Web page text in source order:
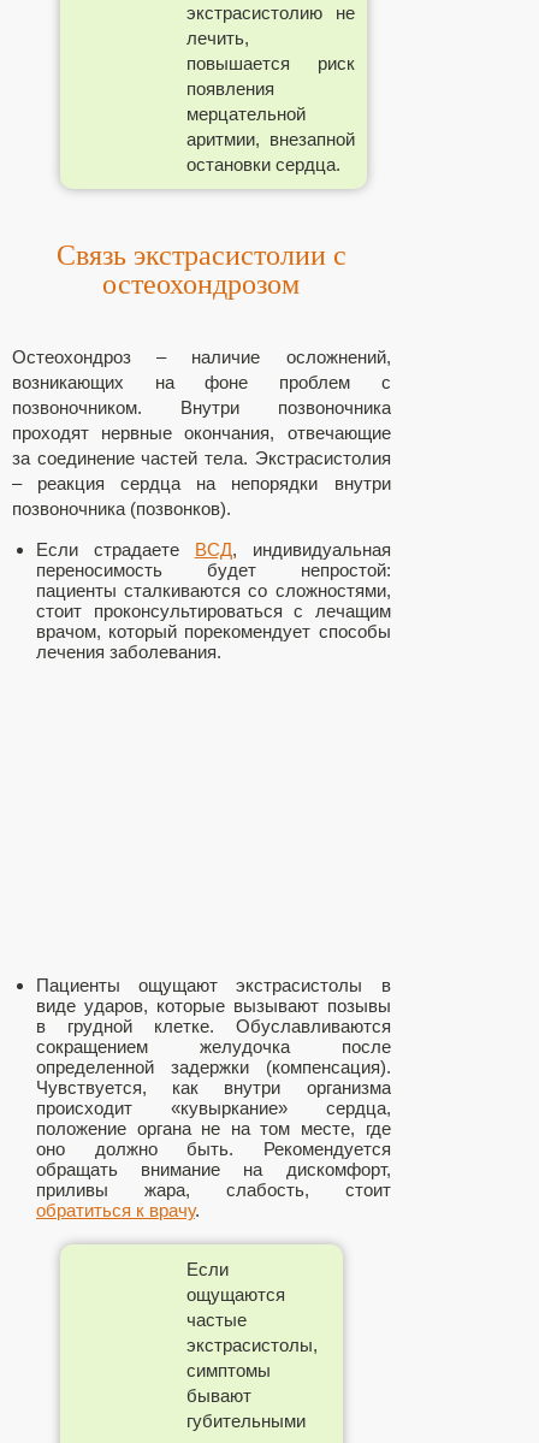
экстрасистолию не
лечить,
повышается риск
появления
мерцательной
аритмии, внезапной
остановки сердца.
Связь экстрасистолии с
остеохондрозом
Остеохондроз – наличие осложнений,
возникающих на фоне проблем с
позвоночником. Внутри позвоночника
проходят нервные окончания, отвечающие
за соединение частей тела. Экстрасистолия
– реакция сердца на непорядки внутри
позвоночника (позвонков).
Если страдаете ВСД, индивидуальная
переносимость будет непростой:
пациенты сталкиваются со сложностями,
стоит проконсультироваться с лечащим
врачом, который порекомендует способы
лечения заболевания.
Пациенты ощущают экстрасистолы в
виде ударов, которые вызывают позывы
в грудной клетке. Обуславливаются
сокращением желудочка после
определенной задержки (компенсация).
Чувствуется, как внутри организма
происходит «кувыркание» сердца,
положение органа не на том месте, где
оно должно быть. Рекомендуется
обращать внимание на дискомфорт,
приливы жара, слабость, стоит
обратиться к врачу.
Если
ощущаются
частые
экстрасистолы,
симптомы
бывают
губительными